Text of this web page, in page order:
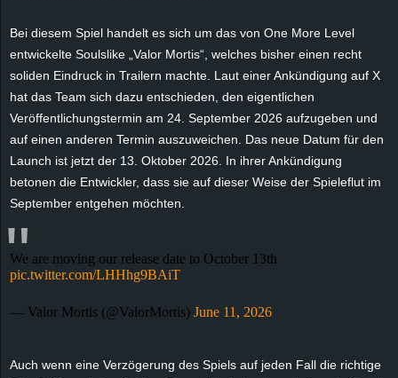
Bei diesem Spiel handelt es sich um das von One More Level
entwickelte Soulslike „Valor Mortis“, welches bisher einen recht
soliden Eindruck in Trailern machte. Laut einer Ankündigung auf X
hat das Team sich dazu entschieden, den eigentlichen
Veröffentlichungstermin am 24. September 2026 aufzugeben und
auf einen anderen Termin auszuweichen. Das neue Datum für den
Launch ist jetzt der 13. Oktober 2026. In ihrer Ankündigung
betonen die Entwickler, dass sie auf dieser Weise der Spieleflut im
September entgehen möchten.
We are moving our release date to October 13th
pic.twitter.com/LHHhg9BAiT
— Valor Mortis (@ValorMortis) June 11, 2026
Auch wenn eine Verzögerung des Spiels auf jeden Fall die richtige